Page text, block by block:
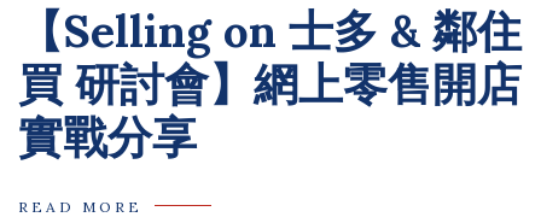
【Selling on 士多 & 鄰住
買 研討會】網上零售開店
實戰分享
READ MORE